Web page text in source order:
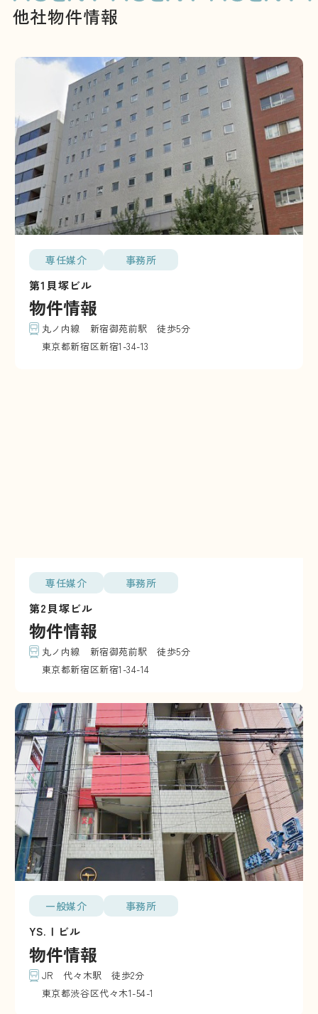
他社物件情報
専任媒介 事務所
第1貝塚ビル
物件情報
丸ノ内線 新宿御苑前駅 徒歩5分
東京都新宿区新宿1-34-13
専任媒介 事務所
第2貝塚ビル
物件情報
丸ノ内線 新宿御苑前駅 徒歩5分
東京都新宿区新宿1-34-14
一般媒介 事務所
YS.Ⅰビル
物件情報
JR 代々木駅 徒歩2分
東京都渋谷区代々木1-54-1